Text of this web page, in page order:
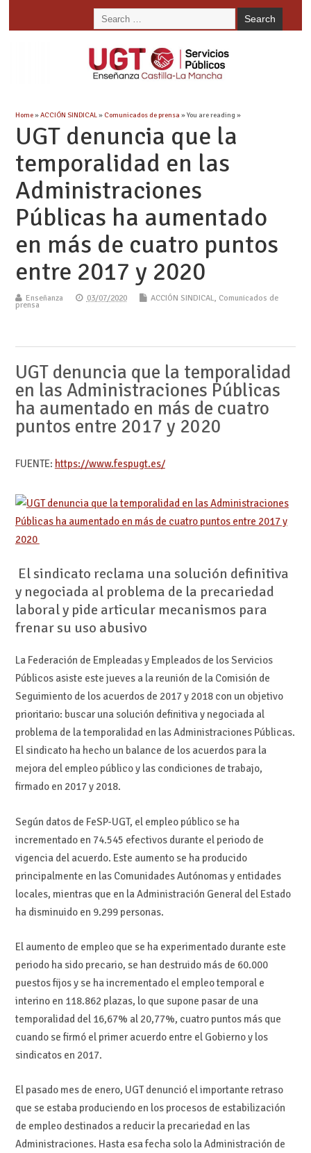
Home»ACCIÓN SINDICAL» Comunicados de prensa » You are reading »
UGT denuncia que la
temporalidad en las
Administraciones
Públicas ha aumentado
en más de cuatro puntos
entre 2017 y 2020
Enseñanza 03/07/2020 ACCIÓN SINDICAL, Comunicados de
prensa
UGT denuncia que la temporalidad
en las Administraciones Públicas
ha aumentado en más de cuatro
puntos entre 2017 y 2020
FUENTE: https://www.fespugt.es/
El sindicato reclama una solución definitiva
y negociada al problema de la precariedad
laboral y pide articular mecanismos para
frenar su uso abusivo
La Federación de Empleadas y Empleados de los Servicios
Públicos asiste este jueves a la reunión de la Comisión de
Seguimiento de los acuerdos de 2017 y 2018 con un objetivo
prioritario: buscar una solución definitiva y negociada al
problema de la temporalidad en las Administraciones Públicas.
El sindicato ha hecho un balance de los acuerdos para la
mejora del empleo público y las condiciones de trabajo,
firmado en 2017 y 2018.
Según datos de FeSP-UGT, el empleo público se ha
incrementado en 74.545 efectivos durante el periodo de
vigencia del acuerdo. Este aumento se ha producido
principalmente en las Comunidades Autónomas y entidades
locales, mientras que en la Administración General del Estado
ha disminuido en 9.299 personas.
El aumento de empleo que se ha experimentado durante este
periodo ha sido precario, se han destruido más de 60.000
puestos fijos y se ha incrementado el empleo temporal e
interino en 118.862 plazas, lo que supone pasar de una
temporalidad del 16,67% al 20,77%, cuatro puntos más que
cuando se firmó el primer acuerdo entre el Gobierno y los
sindicatos en 2017.
El pasado mes de enero, UGT denunció el importante retraso
que se estaba produciendo en los procesos de estabilización
de empleo destinados a reducir la precariedad en las
Administraciones. Hasta esa fecha solo la Administración de